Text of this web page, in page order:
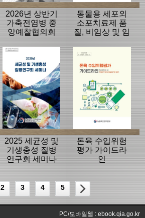
2026년 상반기
가축전염병 중
앙예찰협의회
동물용 세포외
소포치료제 품
질, 비임상 및 임
라인
2025 세균성 및
기생충성 질병
연구회 세미나
돈육 수입위험
평가 가이드라
인
2 3 4 5
PC/모바일웹 : ebook.qia.go.kr